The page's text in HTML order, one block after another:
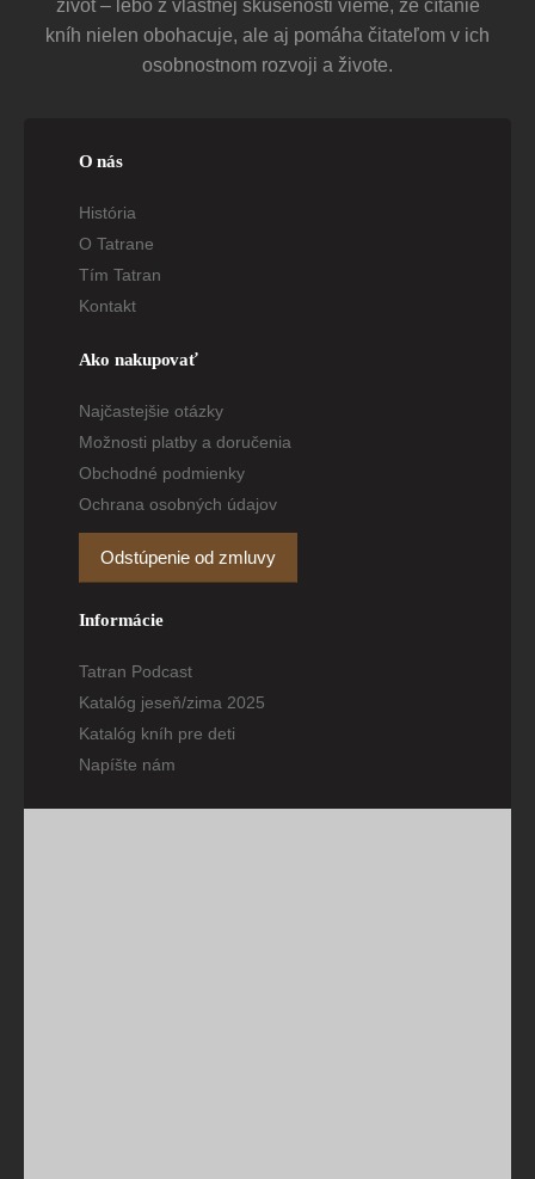
život – lebo z vlastnej skúsenosti vieme, že čítanie
kníh nielen obohacuje, ale aj pomáha čitateľom v ich
osobnostnom rozvoji a živote.
O nás
História
O Tatrane
Tím Tatran
Kontakt
Ako nakupovať
Najčastejšie otázky
Možnosti platby a doručenia
Obchodné podmienky
Ochrana osobných údajov
Odstúpenie od zmluvy
Informácie
Tatran Podcast
Katalóg jeseň/zima 2025
Katalóg kníh pre deti
Napíšte nám